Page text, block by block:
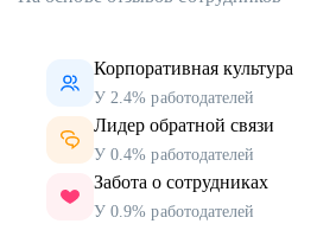
Корпоративная культура
У 2.4% работодателей
Лидер обратной связи
У 0.4% работодателей
Забота о сотрудниках
У 0.9% работодателей